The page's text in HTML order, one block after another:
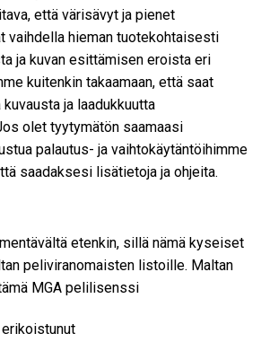
että värisävyt ja pienet
vaihdella hieman tuotekohtaisesti
ja kuvan esittämisen eroista eri
kuitenkin takaamaan, että saat
ja laadukkuutta
olet tyytymätön saamaasi
palautus- ja vaihtokäytäntöihimme
saadaksesi lisätietoja ja ohjeita.
etenkin, sillä nämä kyseiset
peliviranomaisten listoille. Maltan
MGA pelilisenssi